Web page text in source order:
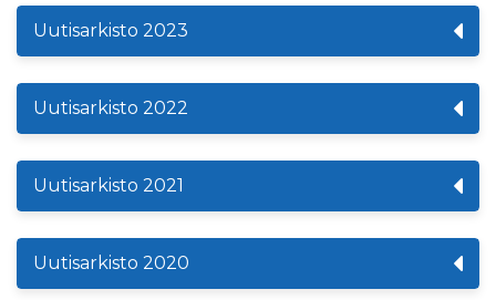
Uutisarkisto 2023
Uutisarkisto 2022
Uutisarkisto 2021
Uutisarkisto 2020